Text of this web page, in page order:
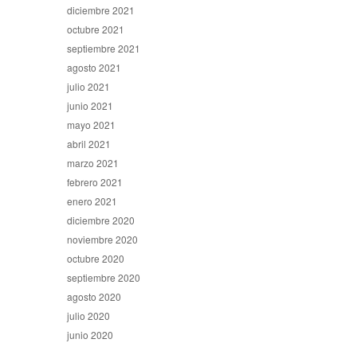
diciembre 2021
octubre 2021
septiembre 2021
agosto 2021
julio 2021
junio 2021
mayo 2021
abril 2021
marzo 2021
febrero 2021
enero 2021
diciembre 2020
noviembre 2020
octubre 2020
septiembre 2020
agosto 2020
julio 2020
junio 2020